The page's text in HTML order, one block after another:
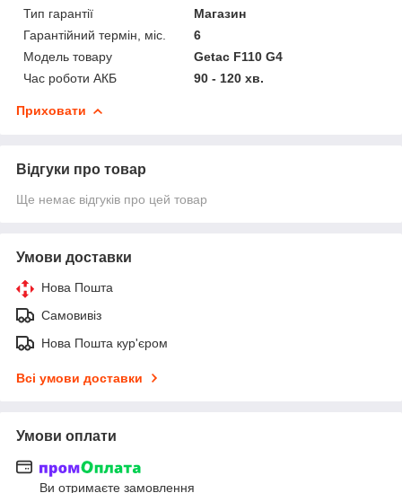
Тип гарантії
Магазин
Гарантійний термін, міс.
6
Модель товару
Getac F110 G4
Час роботи АКБ
90 - 120 хв.
Приховати
Відгуки про товар
Ще немає відгуків про цей товар
Умови доставки
Нова Пошта
Самовивіз
Нова Пошта кур'єром
Всі умови доставки
Умови оплати
Ви отримаєте замовлення